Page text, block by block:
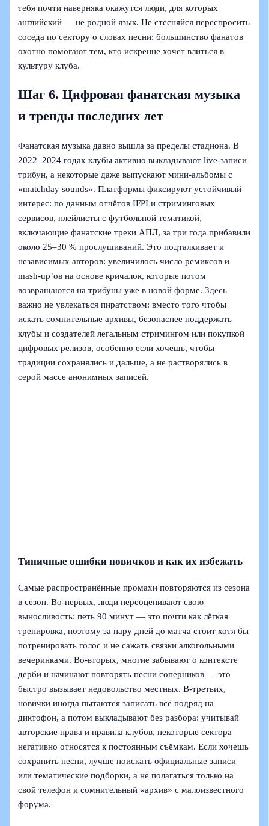
тебя почти наверняка окажутся люди, для которых
английский — не родной язык. Не стесняйся переспросить
соседа по сектору о словах песни: большинство фанатов
охотно помогают тем, кто искренне хочет влиться в
культуру клуба.
Шаг 6. Цифровая фанатская музыка
и тренды последних лет
Фанатская музыка давно вышла за пределы стадиона. В
2022–2024 годах клубы активно выкладывают live‑записи
трибун, а некоторые даже выпускают мини‑альбомы с
«matchday sounds». Платформы фиксируют устойчивый
интерес: по данным отчётов IFPI и стриминговых
сервисов, плейлисты с футбольной тематикой,
включающие фанатские треки АПЛ, за три года прибавили
около 25–30 % прослушиваний. Это подталкивает и
независимых авторов: увеличилось число ремиксов и
mash‑up’ов на основе кричалок, которые потом
возвращаются на трибуны уже в новой форме. Здесь
важно не увлекаться пиратством: вместо того чтобы
искать сомнительные архивы, безопаснее поддержать
клубы и создателей легальным стримингом или покупкой
цифровых релизов, особенно если хочешь, чтобы
традиции сохранялись и дальше, а не растворялись в
серой массе анонимных записей.
Типичные ошибки новичков и как их избежать
Самые распространённые промахи повторяются из сезона
в сезон. Во‑первых, люди переоценивают свою
выносливость: петь 90 минут — это почти как лёгкая
тренировка, поэтому за пару дней до матча стоит хотя бы
потренировать голос и не сажать связки алкогольными
вечеринками. Во‑вторых, многие забывают о контексте
дерби и начинают повторять песни соперников — это
быстро вызывает недовольство местных. В‑третьих,
новички иногда пытаются записать всё подряд на
диктофон, а потом выкладывают без разбора: учитывай
авторские права и правила клубов, некоторые сектора
негативно относятся к постоянным съёмкам. Если хочешь
сохранить песни, лучше поискать официальные записи
или тематические подборки, а не полагаться только на
свой телефон и сомнительный «архив» с малоизвестного
форума.